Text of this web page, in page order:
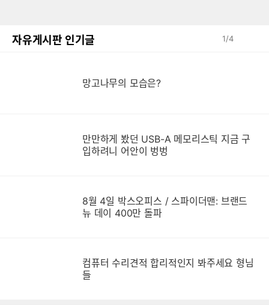
자유게시판 인기글 1/4
망고나무의 모습은?
만만하게 봤던 USB-A 메모리스틱 지금 구
입하려니 어안이 벙벙
8월 4일 박스오피스 / 스파이더맨: 브랜드
뉴 데이 400만 돌파
컴퓨터 수리견적 합리적인지 봐주세요 형님
들